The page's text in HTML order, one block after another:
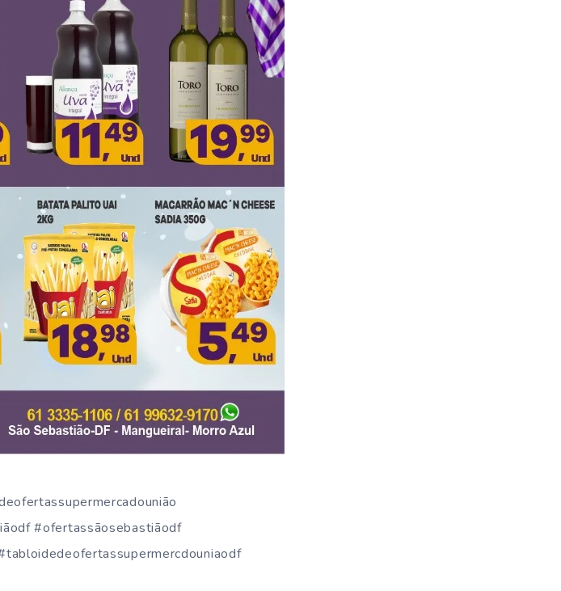
#ofertassãosebastiãodf